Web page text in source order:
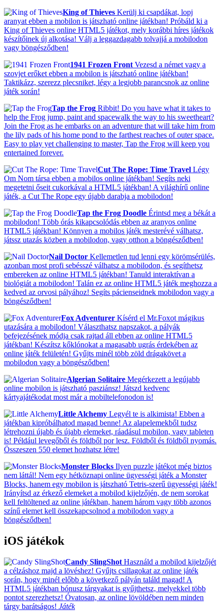
King of Thieves Kerülj ki csapdákat, lopj
aranyat ebben a mobilon is játszható online játékban! Próbáld ki a
King of Thieves online HTML5 játékot, mely korábbi híres játékok
készítőinek új alkotása! Válj a leggazdagabb tolvajjá a mobilodon
vagy böngésződben!
1941 Frozen Front Vezesd a német vagy a
szovjet erőket ebben a mobilon is játszható online játékban!
Taktikázz, szerezz plecsniket, légy a legjobb parancsnok az online
játék során!
Tap the Frog Ribbit! Do you have what it takes to
help the Frog jump, paint and spacewalk the way to his sweetheart?
Join the Frog as he embarks on an adventure that will take him from
the lily pads of his home pond to the farthest reaches of outer space.
Easy to play yet challenging to master, Tap the Frog will keep you
entertained forever.
Cut The Rope: Time Travel Légy
Om Nom társa ebben a mobilos online játékban! Segíts neki
megetetni őseit cukorkával a HTML5 játékban! A világhírű online
játék, a Cut The Rope egy újabb darabja a mobilodon!
Tap the Frog Doodle Érintsd meg a békát a
mobilodon! Több órás kikapcsolódás ebben az aranyos online
HTML5 játékban! Könnyen a mobilos játék mesterévé válhatsz,
játssz utazás közben a mobilodon, vagy otthon a böngésződben!
Nail Doctor Kellemetlen tud lenni egy körömsérülés,
azonban most profi sebésszé válhatsz a mobilodon, és segíthetsz
embereken az online HTML5 játékban! Tanuld interaktívan a
biológiát a mobilodon! Talán ez az online HTML5 játék meghozza a
kedved az orvosi pályához! Segíts pácienseidnek mobilodon vagy a
böngésződben!
Fox Adventurer Kísérd el Mr.Foxot mágikus
utazására a mobilodon! Választhatsz napszakot, a pályák
befejezésének módja csak rajtad áll ebben az online HTML5
játékban! Készítsz kőklónokat a magasabb ugrás érdekében az
online játék felületén! Gyűjts minél több zöld drágakövet a
mobilodon vagy a böngésződben!
Algerian Solitaire Megérkezett a legújabb
online mobilon is játszható pasziánsz! Játszd kedvenc
kártyajátékodat most már a mobiltelefonodon is!
Little Alchemy Legyél te is alkimista! Ebben a
játékban kipróbálhatod magad benne! Az alapelemekből tudsz
létrehozni újabb és újabb elemeket, ráadásul mobilon, vagy tableten
is! Például levegőből és földből por lesz. Földből és földből nyomás.
Összeszen 550 elemet hozhatsz létre!
Monster Blocks Ilyen puzzle játékot még biztos
nem láttál! Nem egy hétköznapi online ügyességi játék a Monster
Blocks, hanem egy mobilon is játszható Tetris-szerű ügyességi játék!
Irányítsd az érkező elemeket a mobilod kijelzőjén, de nem sorokat
kell feltöltened az online játékban, hanem három vagy több azonos
színű elemet kell összekapcsolnod a mobilodon vagy a
böngésződben!
iOS játékok
Candy SlingShot Használd a mobilod kijelzőjét
a célzáshoz majd a lövéshez! Gyűjts csillagokat az online játék
során, hogy minél előbb a következő pályán találd magad! A
HTML5 játékban bónusz tárgyakat is gyűjthetsz, melyekkel több
pontot szerezhetsz! Óvatosan, az online lövöldében nem minden
tárgy barátságos! Játék